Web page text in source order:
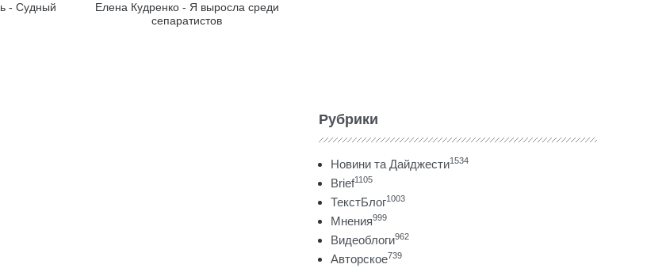
- Судный
Елена Кудренко - Я выросла среди
сепаратистов
Рубрики
Новини та Дайджести1534
Brief1105
ТекстБлог1003
Мнения999
Видеоблоги962
Авторское739